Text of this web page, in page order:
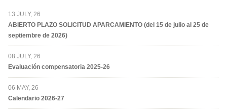
13 JULY, 26
ABIERTO PLAZO SOLICITUD APARCAMIENTO (del 15 de julio al 25 de
septiembre de 2026)
08 JULY, 26
Evaluación compensatoria 2025-26
06 MAY, 26
Calendario 2026-27